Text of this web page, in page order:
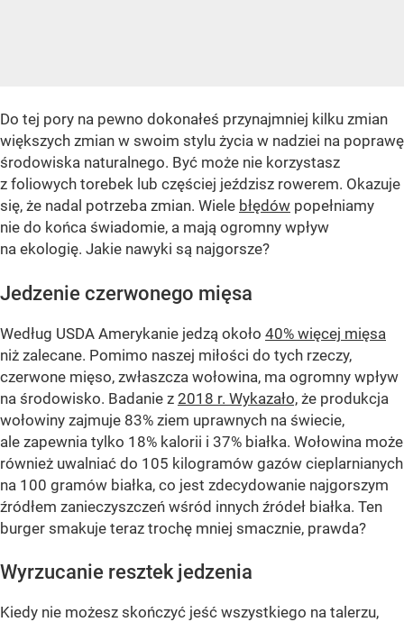
Do tej pory na pewno dokonałeś przynajmniej kilku zmian
większych zmian w swoim stylu życia w nadziei na poprawę
środowiska naturalnego. Być może nie korzystasz
z foliowych torebek lub częściej jeździsz rowerem. Okazuje
się, że nadal potrzeba zmian. Wiele błędów popełniamy
nie do końca świadomie, a mają ogromny wpływ
na ekologię. Jakie nawyki są najgorsze?
Jedzenie czerwonego mięsa
Według USDA Amerykanie jedzą około 40% więcej mięsa
niż zalecane. Pomimo naszej miłości do tych rzeczy,
czerwone mięso, zwłaszcza wołowina, ma ogromny wpływ
na środowisko. Badanie z 2018 r. Wykazało, że produkcja
wołowiny zajmuje 83% ziem uprawnych na świecie,
ale zapewnia tylko 18% kalorii i 37% białka. Wołowina może
również uwalniać do 105 kilogramów gazów cieplarnianych
na 100 gramów białka, co jest zdecydowanie najgorszym
źródłem zanieczyszczeń wśród innych źródeł białka. Ten
burger smakuje teraz trochę mniej smacznie, prawda?
Wyrzucanie resztek jedzenia
Kiedy nie możesz skończyć jeść wszystkiego na talerzu,